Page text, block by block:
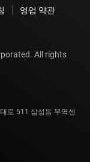
영업 약관
All rights
로 511 삼성동 무역센